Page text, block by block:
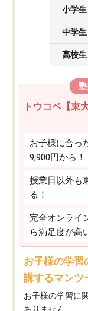
小学生
中学生
高校生
トウコベ【東
お子様に合っ
9,900円から！
授業日以外も
る！
完全オンライ
ら満足度が高
お子様の学習
講するマンツ
お子様の学習に